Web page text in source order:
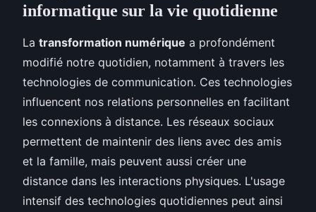
informatique sur la vie quotidienne
La transformation numérique a profondément
modifié notre quotidien, notamment à travers les
technologies de communication. Ces technologies
influencent nos relations personnelles en facilitant
les connexions à distance. Les réseaux sociaux
permettent de maintenir des liens avec des amis
et la famille, mais peuvent aussi créer une
distance dans les interactions physiques. L'usage
intensif des technologies quotidiennes peut ainsi